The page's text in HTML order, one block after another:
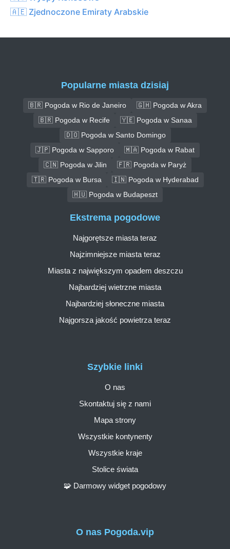
🇦🇪 Zjednoczone Emiraty Arabskie
Popularne miasta dzisiaj
🇧🇷 Pogoda w Rio de Janeiro
🇬🇭 Pogoda w Akra
🇧🇷 Pogoda w Recife
🇾🇪 Pogoda w Sanaa
🇩🇴 Pogoda w Santo Domingo
🇯🇵 Pogoda w Sapporo
🇲🇦 Pogoda w Rabat
🇨🇳 Pogoda w Jilin
🇫🇷 Pogoda w Paryż
🇹🇷 Pogoda w Bursa
🇮🇳 Pogoda w Hyderabad
🇭🇺 Pogoda w Budapeszt
O nas Pogoda.vip
Szybkie linki
O nas
Skontaktuj się z nami
Mapa strony
Wszystkie kontynenty
Wszystkie kraje
Stolice świata
🧩 Darmowy widget pogodowy
Ekstrema pogodowe
Najgorętsze miasta teraz
Najzimniejsze miasta teraz
Miasta z największym opadem deszczu
Najbardziej wietrzne miasta
Najbardziej słoneczne miasta
Najgorsza jakość powietrza teraz